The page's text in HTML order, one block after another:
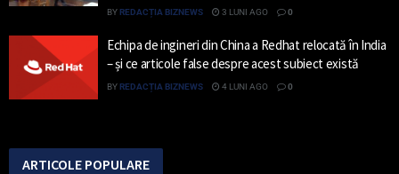
BY REDACȚIA BIZNEWS 3 LUNI AGO 0
Echipa de ingineri din China a Redhat relocată în India
– și ce articole false despre acest subiect există
BY REDACȚIA BIZNEWS 4 LUNI AGO 0
ARTICOLE POPULARE